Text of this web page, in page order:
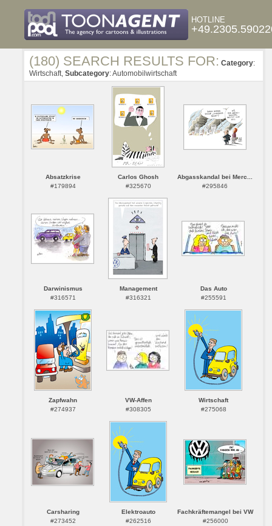
HOTLINE
(180) SEARCH RESULTS FOR: Category:
Wirtschaft, Subcategory: Automobilwirtschaft
Absatzkrise
#179894
Carlos Ghosh
#325670
Abgasskandal bei Merc...
#295846
Darwinismus
#316571
Management
#316321
Das Auto
#255591
Zapfwahn
#274937
VW-Affen
#308305
Wirtschaft
#275068
Carsharing
#273452
Elektroauto
#262516
Fachkräftemangel bei VW
#256000